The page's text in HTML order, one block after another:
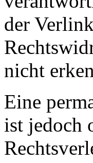
der
nicht
Eine
ist jedoch